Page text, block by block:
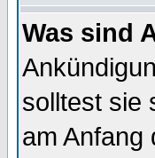
Was sind
solltest sie
am Anfang